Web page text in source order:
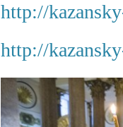
http://
http://